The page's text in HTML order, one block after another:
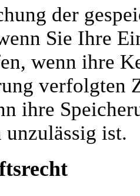
der
Sie Ihre
wenn ihre
verfolgten
ihre
unzulässig ist.